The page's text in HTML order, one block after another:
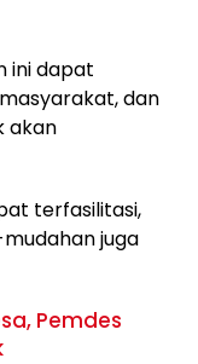
ini dapat
dan
akan
terfasilitasi,
juga
Pemdes